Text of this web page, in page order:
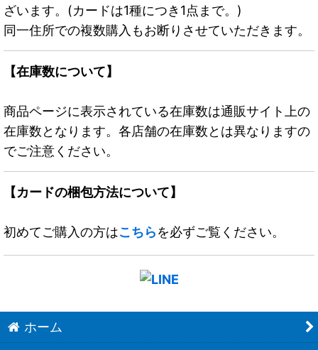
ざいます。(カードは1種につき1点まで。)
同一住所での複数購入もお断りさせていただきます。
【在庫数について】
商品ページに表示されている在庫数は通販サイト上の
在庫数となります。各店舗の在庫数とは異なりますの
でご注意ください。
【カードの梱包方法について】
初めてご購入の方はこちらを必ずご覧ください。
ホーム